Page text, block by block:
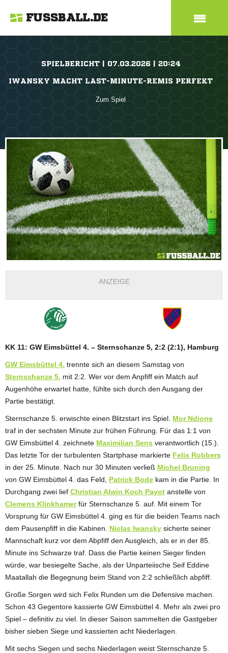
FUSSBALL.DE
SPIELBERICHT | 07.03.2026 | 20:24
IWANSKY MACHT LAST-MINUTE-REMIS PERFEKT
Zum Spiel
ANZEIGE
KK 11: GW Eimsbüttel 4. – Sternschanze 5, 2:2 (2:1), Hamburg
GW Eimsbüttel 4. trennte sich an diesem Samstag von
Sternschanze 5. mit 2:2. Wer vor dem Anpfiff ein Match auf
Augenhöhe erwartet hatte, fühlte sich durch den Ausgang der
Partie bestätigt.
Sternschanze 5. erwischte einen Blitzstart ins Spiel. Mor Ndione
traf in der sechsten Minute zur frühen Führung. Für das 1:1 von
GW Eimsbüttel 4. zeichnete Maximilian Sens verantwortlich (15.).
Das letzte Tor der turbulenten Startphase markierte Felix Robbers
in der 25. Minute. Nach nur 30 Minuten verließ Michel Bruning
von GW Eimsbüttel 4. das Feld, Patrick Bode kam in die Partie. In
Durchgang zwei lief Christian Alwin Koch Payot anstelle von
Clemens Klinkhamerfür Sternschanze 5. auf. Mit einem Tor
Vorsprung für GW Eimsbüttel 4. ging es für die beiden Teams nach
dem Pausenpfiff in die Kabinen. Niclas Iwansky sicherte seiner
Mannschaft kurz vor dem Abpfiff den Ausgleich, als er in der 85.
Minute ins Schwarze traf. Dass die Partie keinen Sieger finden
würde, war besiegelte Sache, als der Unparteiische Seif Eddine
Maatallah die Begegnung beim Stand von 2:2 schließlich abpfiff.
Große Sorgen wird sich Felix Runden um die Defensive machen.
Schon 43 Gegentore kassierte GW Eimsbüttel 4. Mehr als zwei pro
Spiel – definitiv zu viel. In dieser Saison sammelten die Gastgeber
bisher sieben Siege und kassierten acht Niederlagen.
Mit sechs Siegen und sechs Niederlagen weist Sternschanze 5.